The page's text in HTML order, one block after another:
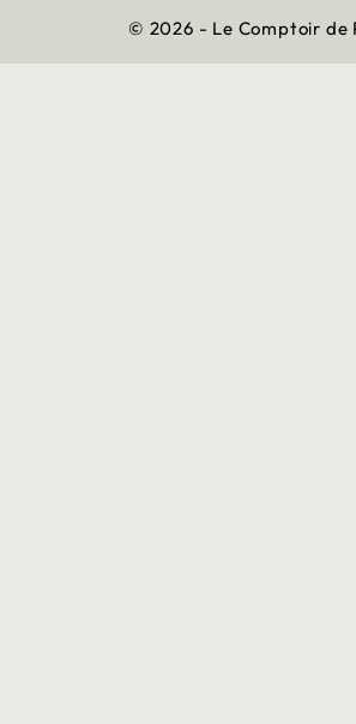
© 2026 - Le Comptoir de